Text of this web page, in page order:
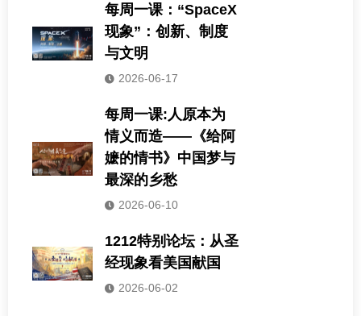
每周一课：“SpaceX
现象”：创新、制度
与文明
2026-06-17
每周一课:人原本为
情义而造——《给阿
嬷的情书》中国梦与
最深的乡愁
2026-06-10
1212特别论坛：从圣
经现象看美国献国
2026-06-02